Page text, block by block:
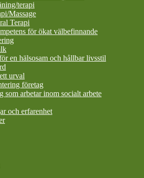
terapi
Massage
Terapi
för ökat välbefinnande
en hälsosam och hållbar livsstil
urval
företag
som arbetar inom socialt arbete
och erfarenhet